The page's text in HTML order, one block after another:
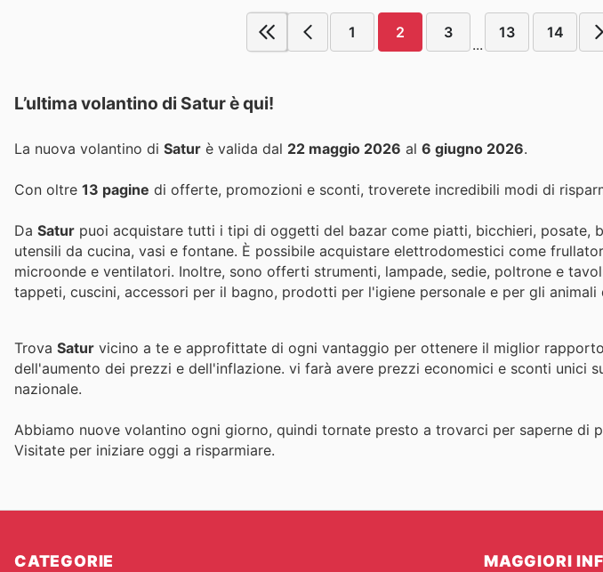
1 2 3
...
13 14
L’ultima volantino di Satur è qui!
La nuova volantino di Satur è valida dal 22 maggio 2026 al 6 giugno 2026.
Con oltre 13 pagine di offerte, promozioni e sconti, troverete incredibili modi di
Da Satur puoi acquistare tutti i tipi di oggetti del bazar come piatti, bicchieri, posate,
utensili da cucina, vasi e fontane. È possibile acquistare elettrodomestici come
microonde e ventilatori. Inoltre, sono offerti strumenti, lampade, sedie, poltrone e
tappeti, cuscini, accessori per il bagno, prodotti per l'igiene personale e per gli animali
Trova Satur vicino a te e approfittate di ogni vantaggio per ottenere il miglior
dell'aumento dei prezzi e dell'inflazione. vi farà avere prezzi economici e sconti unici
nazionale.
Abbiamo nuove volantino ogni giorno, quindi tornate presto a trovarci per saperne di
Visitate per iniziare oggi a risparmiare.
CATEGORIE MAGGIORI